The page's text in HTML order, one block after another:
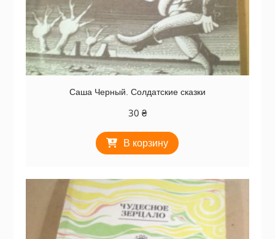
Саша Черный. Солдатские сказки
30 ₴
В корзину